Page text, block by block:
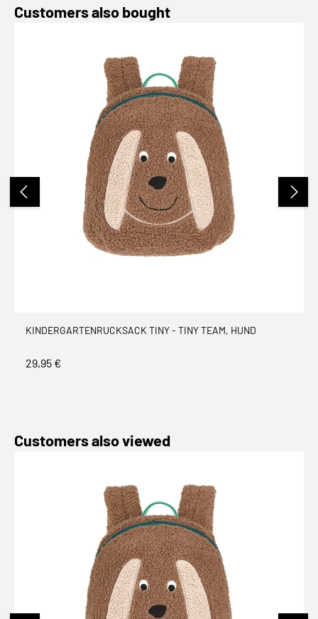
Produktgalerie überspringen
Customers also bought
KINDERGARTENRUCKSACK TINY - TINY TEAM, HUND
29,95 €
Produktgalerie überspringen
Customers also viewed